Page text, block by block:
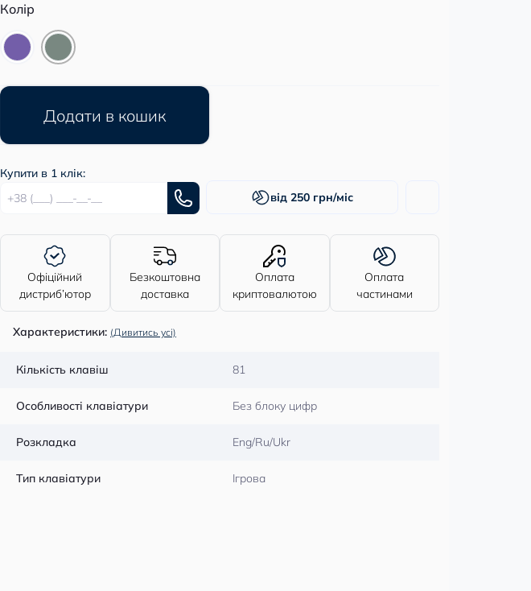
Колір
Додати в кошик
Купити в 1 клік:
від 250 грн/міс
Офіційний
дистриб’ютор
Безкоштовна
доставка
Оплата
криптовалютою
Оплата
частинами
Характеристики: (Дивитись усі)
Кількість клавіш 81
Особливості клавіатури Без блоку цифр
Розкладка Eng/Ru/Ukr
Тип клавіатури Ігрова